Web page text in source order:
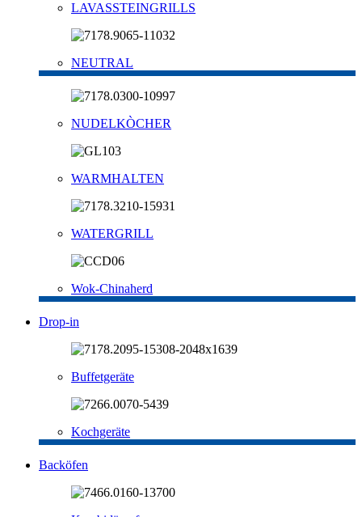
LAVASSTEINGRILLS
NEUTRAL
NUDELKÒCHER
WARMHALTEN
WATERGRILL
Wok-Chinaherd
Drop-in
Buffetgeräte
Kochgeräte
Backöfen